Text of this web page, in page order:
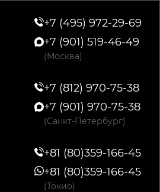
+7 (495) 972-29-69
+7 (901) 519-46-49
(Москва)
+7 (812) 970-75-38
+7 (901) 970-75-38
(Санкт-Петербург)
+81 (80)359-166-45
+81 (80)359-166-45
(Токио)